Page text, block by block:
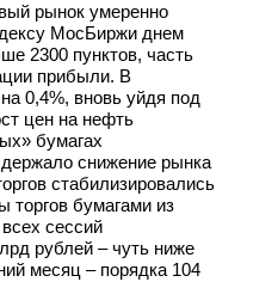
рынок умеренно
МосБиржи днем
2300 пунктов, часть
прибыли. В
0,4%, вновь уйдя под
цен на нефть
бумагах
снижение рынка
стабилизировались
торгов бумагами из
сессий
рублей – чуть ниже
месяц – порядка 104